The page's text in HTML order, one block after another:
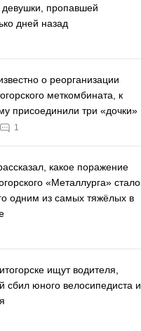
девушки, пропавшей
дней назад
о реорганизации
меткомбината, к
присоединили три «дочки»
1
какое поражение
«Металлурга» стало
одним из самых тяжёлых в
ищут водителя,
сбил юного велосипедиста и